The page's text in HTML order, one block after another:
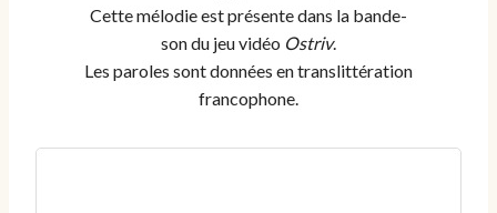
Cette mélodie est présente dans la bande-
son du jeu vidéo Ostriv.
Les paroles sont données en translittération
francophone.